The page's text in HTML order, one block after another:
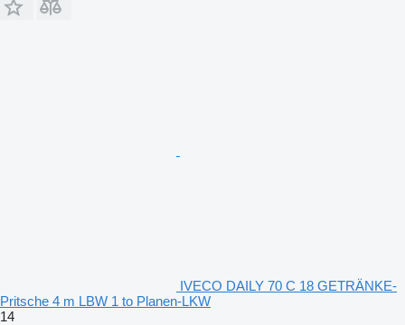
IVECO DAILY 70 C 18 GETRÄNKE-
Pritsche 4 m LBW 1 to Planen-LKW
14